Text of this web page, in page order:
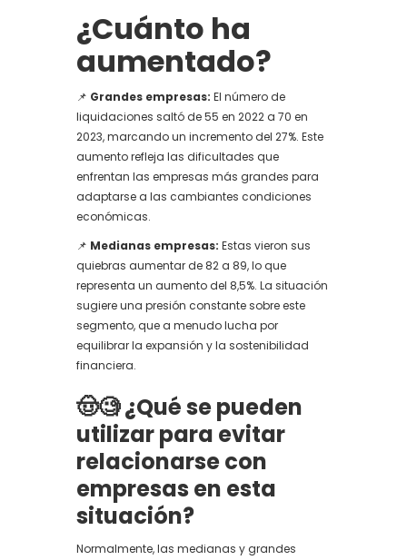
¿Cuánto ha
aumentado?
📌 Grandes empresas: El número de
liquidaciones saltó de 55 en 2022 a 70 en
2023, marcando un incremento del 27%. Este
aumento refleja las dificultades que
enfrentan las empresas más grandes para
adaptarse a las cambiantes condiciones
económicas.
📌 Medianas empresas: Estas vieron sus
quiebras aumentar de 82 a 89, lo que
representa un aumento del 8,5%. La situación
sugiere una presión constante sobre este
segmento, que a menudo lucha por
equilibrar la expansión y la sostenibilidad
financiera.
🤠🧐 ¿Qué se pueden
utilizar para evitar
relacionarse con
empresas en esta
situación?
Normalmente, las medianas y grandes